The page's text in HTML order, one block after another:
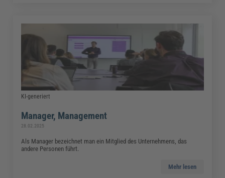
KI-generiert
Manager, Management
28.02.2025
Als Manager bezeichnet man ein Mitglied des Unternehmens, das
andere Personen führt.
Mehr lesen